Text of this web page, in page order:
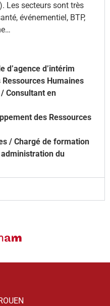
Les secteurs sont très
événementiel, BTP,
d’agence d’intérim
Humaines
Consultant en
des Ressources
/ Chargé de formation
du